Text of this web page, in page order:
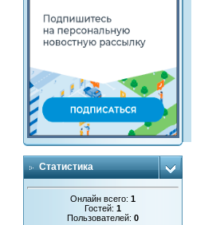
Статистика
Онлайн всего:1
Гостей:1
Пользователей:0